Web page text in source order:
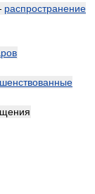
распространение